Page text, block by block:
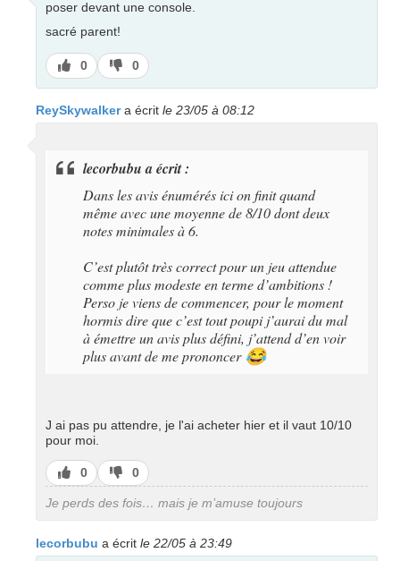
poser devant une console.
sacré parent!
J’aime
0
J’aime
pas
0
ReySkywalkera écrit le 23/05 à 08:12
lecorbubu a écrit :
Dans les avis énumérés ici on finit quand
même avec une moyenne de 8/10 dont deux
notes minimales à 6.
C’est plutôt très correct pour un jeu attendue
comme plus modeste en terme d’ambitions !
Perso je viens de commencer, pour le moment
hormis dire que c’est tout poupi j’aurai du mal
à émettre un avis plus défini, j’attend d’en voir
plus avant de me prononcer😂
J ai pas pu attendre, je l'ai acheter hier et il vaut 10/10
pour moi.
J’aime
0
J’aime
pas
0
Je perds des fois… mais je m’amuse toujours
lecorbubu a écrit le 22/05 à 23:49